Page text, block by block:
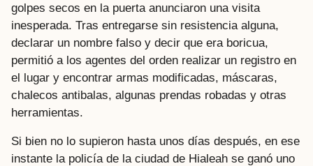
golpes secos en la puerta anunciaron una visita
inesperada. Tras entregarse sin resistencia alguna,
declarar un nombre falso y decir que era boricua,
permitió a los agentes del orden realizar un registro en
el lugar y encontrar armas modificadas, máscaras,
chalecos antibalas, algunas prendas robadas y otras
herramientas.
Si bien no lo supieron hasta unos días después, en ese
instante la policía de la ciudad de Hialeah se ganó uno